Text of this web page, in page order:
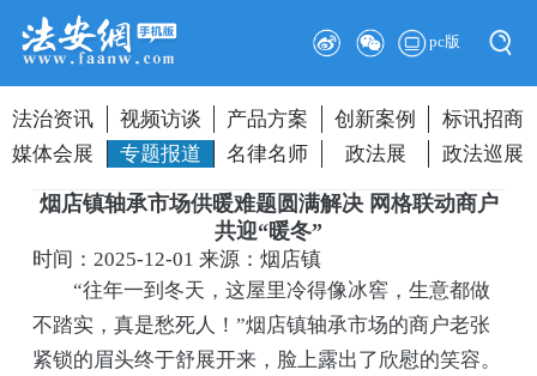
pc版
法治资讯 视频访谈 产品方案 创新案例
标讯招商
媒体会展
专题报道 名律名师 政法展 政法巡展
烟店镇轴承市场供暖难题圆满解决 网格联动商户
共迎“暖冬”
时间：2025-12-01来源：烟店镇
“往年一到冬天，这屋里冷得像冰窖，生意都做
不踏实，真是愁死人！”烟店镇轴承市场的商户老张
紧锁的眉头终于舒展开来，脸上露出了欣慰的笑容。